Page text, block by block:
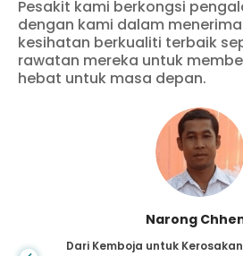
Pesakit kami berkongsi
dengan kami dalam
kesihatan berkualiti terbaik
rawatan mereka untuk
hebat untuk masa depan.
Buah Pinggang